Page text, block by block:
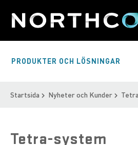
Skip
PRODUKTER OCH LÖSNINGAR
Startsida Nyheter och Kunder
Tetra-system